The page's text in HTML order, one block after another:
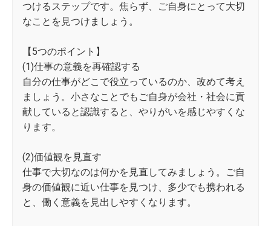
つけるステップです。焦らず、ご自身にとって大切
なことを見つけましょう。
【5つのポイント】
(1)仕事の意義を再確認する
自分の仕事がどこで役立っているのか、改めて考え
ましょう。小さなことでもご自身が会社・社会に貢
献していると認識すると、やりがいを感じやすくな
ります。
(2)価値観を見直す
仕事で大切なのは何かを見直してみましょう。ご自
身の価値観に近い仕事を見つけ、多少でも携われる
と、働く意義を見出しやすくなります。